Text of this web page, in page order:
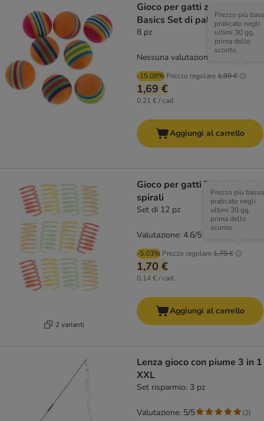
Gioco per gatti zooplus
Basics Set di palline
8 pz
-15.08% Prezzo regolare1,99 €
Prezzo più
praticato negli
ultimi 30 gg,
prima dello
sconto.
1,69 €
0,21 € / cad.
Nessuna valutazione
Aggiungi al carrello
2 varianti
Gioco per gatti TIAKI Set di
spirali
Set di 12 pz
-5.03% Prezzo regolare1,79 €
Prezzo più basso
praticato negli
ultimi 30 gg,
prima dello
sconto.
1,70 €
0,14 € / cad.
Valutazione: 4.6/5
Aggiungi al carrello
Lenza gioco con piume 3 in 1
XXL
Set risparmio: 3 pz
Valutazione: 5/5 (2)